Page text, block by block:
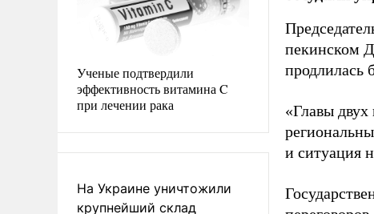
Ученые подтвердили
эффективность витамина C
при лечении рака
На Украине уничтожили
крупнейший склад
пекинском
продлилась
«Главы
и ситуация